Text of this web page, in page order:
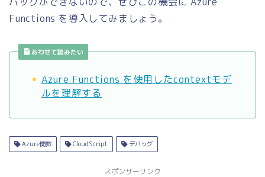
Functions を導入してみましょう。
あわせて読みたい
Azure Functions を使用したcontextモデ
ルを理解する
Azure関数 CloudScript デバッグ
スポンサーリンク